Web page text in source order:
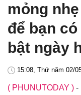
mỏng
để bạn
bật ngày
15:08, Thứ năm 02/
( PHUNUTODAY ) -